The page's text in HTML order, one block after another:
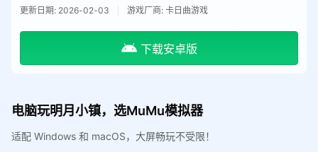
更新日期: 2026-02-03 游戏厂商: 卡日曲游戏
下载安卓版
电脑玩明月小镇，选MuMu模拟器
适配 Windows 和 macOS，大屏畅玩不受限！